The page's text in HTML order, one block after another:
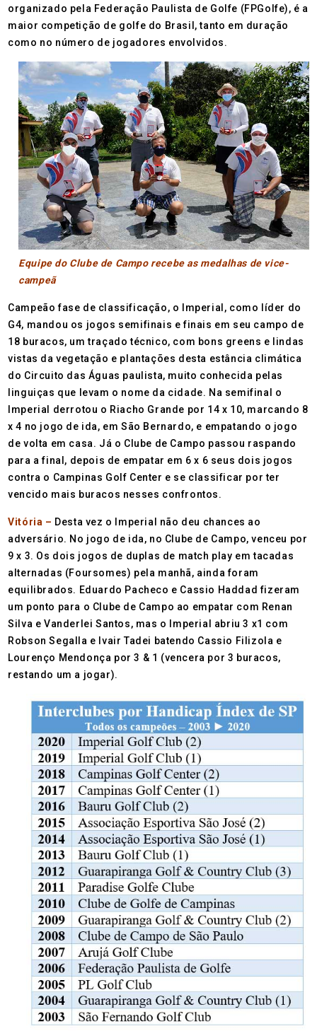
organizado pela Federação Paulista de Golfe (FPGolfe), é a
maior competição de golfe do Brasil, tanto em duração
como no número de jogadores envolvidos.
Equipe do Clube de Campo recebe as medalhas de vice-
campeã
Campeão fase de classificação, o Imperial, como líder do
G4, mandou os jogos semifinais e finais em seu campo de
18 buracos, um traçado técnico, com bons greens e lindas
vistas da vegetação e plantações desta estância climática
do Circuito das Águas paulista, muito conhecida pelas
linguiças que levam o nome da cidade. Na semifinal o
Imperial derrotou o Riacho Grande por 14 x 10, marcando 8
x 4 no jogo de ida, em São Bernardo, e empatando o jogo
de volta em casa. Já o Clube de Campo passou raspando
para a final, depois de empatar em 6 x 6 seus dois jogos
contra o Campinas Golf Center e se classificar por ter
vencido mais buracos nesses confrontos.
Vitória – Desta vez o Imperial não deu chances ao
adversário. No jogo de ida, no Clube de Campo, venceu por
9 x 3. Os dois jogos de duplas de match play em tacadas
alternadas (Foursomes) pela manhã, ainda foram
equilibrados. Eduardo Pacheco e Cassio Haddad fizeram
um ponto para o Clube de Campo ao empatar com Renan
Silva e Vanderlei Santos, mas o Imperial abriu 3 x1 com
Robson Segalla e Ivair Tadei batendo Cassio Filizola e
Lourenço Mendonça por 3 & 1 (vencera por 3 buracos,
restando um a jogar).